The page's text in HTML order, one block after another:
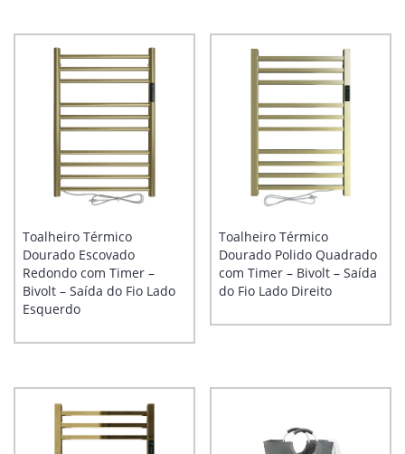
Toalheiro Térmico
Dourado Escovado
Redondo com Timer –
Bivolt – Saída do Fio Lado
Esquerdo
Toalheiro Térmico
Dourado Polido Quadrado
com Timer – Bivolt – Saída
do Fio Lado Direito